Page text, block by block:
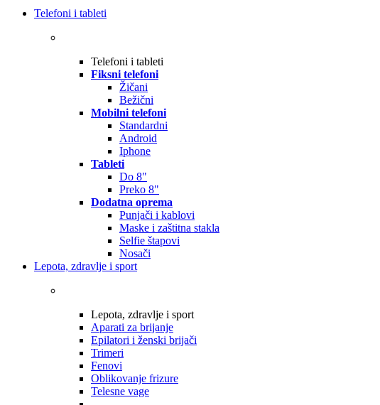
Telefoni i tableti
Telefoni i tableti
Fiksni telefoni
Žičani
Bežični
Mobilni telefoni
Standardni
Android
Iphone
Tableti
Do 8"
Preko 8"
Dodatna oprema
Punjači i kablovi
Maske i zaštitna stakla
Selfie štapovi
Nosači
Lepota, zdravlje i sport
Lepota, zdravlje i sport
Aparati za brijanje
Epilatori i ženski brijači
Trimeri
Fenovi
Oblikovanje frizure
Telesne vage